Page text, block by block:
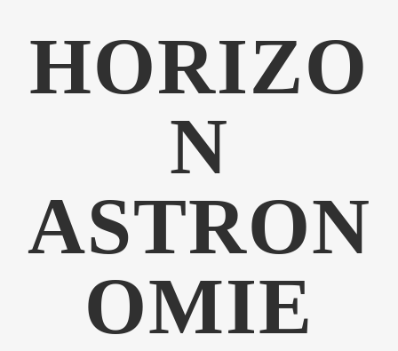
HORIZO
N
ASTRON
OMIE